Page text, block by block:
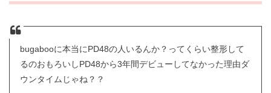
bugabooに本当にPD48の人いるんか？ってくらい整形して
るのおもろいしPD48から3年間デビューしてなかった理由ダ
ウンタイムじゃね？？